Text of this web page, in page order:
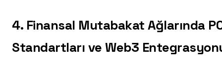
4. Finansal Mutabakat Ağlarında
Standartları ve Web3